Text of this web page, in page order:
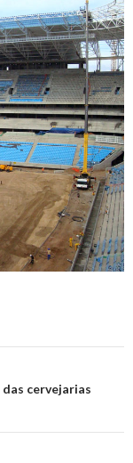
cervejarias